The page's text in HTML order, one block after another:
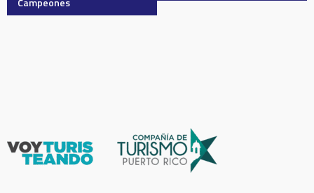
navigation